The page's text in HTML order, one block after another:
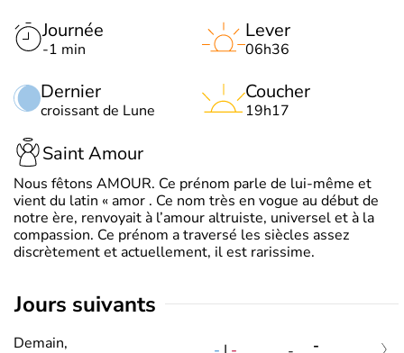
Journée
-1 min
Dernier
croissant de Lune
Lever
06h36
Coucher
19h17
Saint Amour
Nous fêtons AMOUR. Ce prénom parle de lui-même et
vient du latin « amor . Ce nom très en vogue au début de
notre ère, renvoyait à l’amour altruiste, universel et à la
compassion. Ce prénom a traversé les siècles assez
discrètement et actuellement, il est rarissime.
jours suivants
Demain,
-